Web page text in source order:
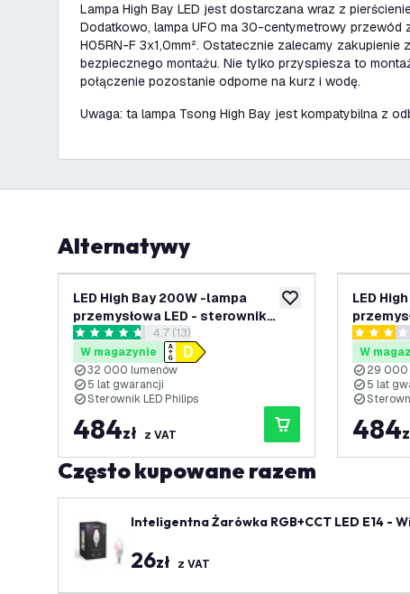
Lampa High Bay LED jest dostarczana wraz z
Dodatkowo, lampa UFO ma 30-centymetrowy
H05RN-F 3x1,0mm². Ostatecznie zalecamy zakupienie
bezpiecznego montażu. Nie tylko przyspiesza to
połączenie pozostanie odporne na kurz i wodę.
Uwaga: ta lampa Tsong High Bay jest kompatybilna z
Alternatywy
dodaj do listy życzeń
LED High Bay 200W -lampa
przemysłowa LED - sterownik
Philips - 120° - 160lm/W - 4000K -
IP65 - 5 lat gwarancji
otwórz panel recenzji
4.7 Gwiazdki oceny
4.7 (13)
W magazynie
32 000 lumenów
5 lat gwarancji
Sterownik LED Philips
484zł z VAT
LED
Philips -
IP65 -
3
W
29 000
5 lat
484
Często kupowane razem
Inteligentna Żarówka RGB+CCT LED E14 -
26zł z VAT